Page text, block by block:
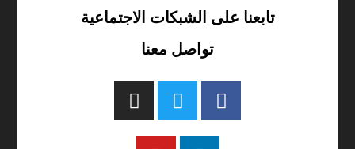
تابعنا على الشبكات الاجتماعية
تواصل معنا